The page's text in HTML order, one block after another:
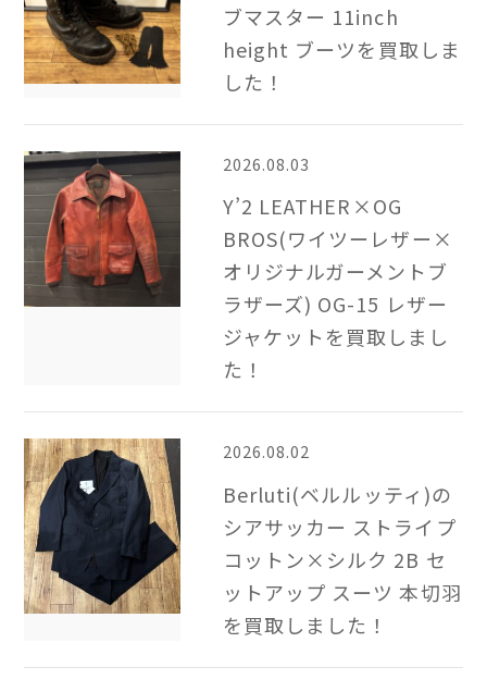
ブマスター 11inch
height ブーツを買取しま
した！
2026.08.03
Y’2 LEATHER×OG
BROS(ワイツーレザー×
オリジナルガーメントブ
ラザーズ) OG-15 レザー
ジャケットを買取しまし
た！
2026.08.02
Berluti(ベルルッティ)の
シアサッカー ストライプ
コットン×シルク 2B​ セ
ットアップ スーツ 本切羽
を買取しました！